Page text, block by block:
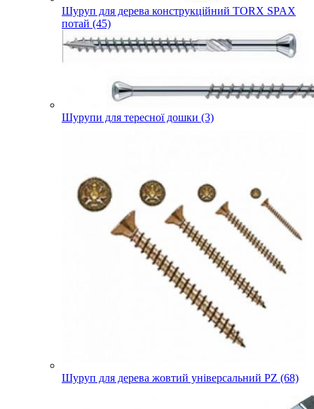
Шуруп для дерева конструкційний TORX SPAX
потай (45)
Шурупи для тересної дошки (3)
Шуруп для дерева жовтий універсальний PZ (68)